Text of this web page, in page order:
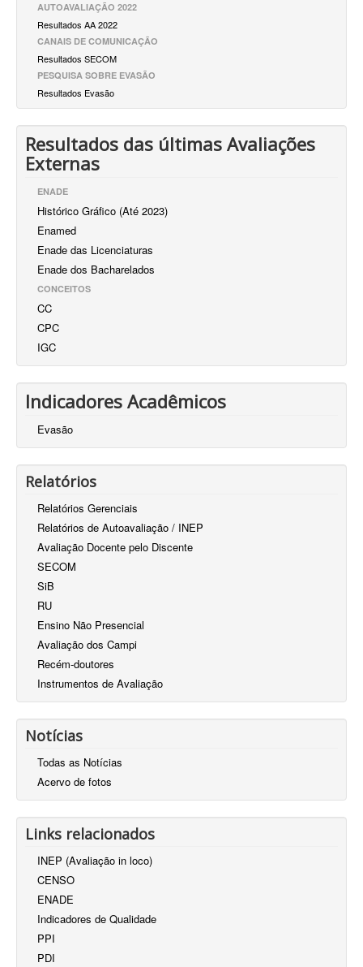
AUTOAVALIAÇÃO 2022
Resultados AA 2022
CANAIS DE COMUNICAÇÃO
Resultados SECOM
PESQUISA SOBRE EVASÃO
Resultados Evasão
Resultados das últimas Avaliações
Externas
ENADE
Histórico Gráfico (Até 2023)
Enamed
Enade das Licenciaturas
Enade dos Bacharelados
CONCEITOS
CC
CPC
IGC
Indicadores Acadêmicos
Evasão
Relatórios
Relatórios Gerenciais
Relatórios de Autoavaliação / INEP
Avaliação Docente pelo Discente
SECOM
SiB
RU
Ensino Não Presencial
Avaliação dos Campi
Recém-doutores
Instrumentos de Avaliação
Notícias
Todas as Notícias
Acervo de fotos
Links relacionados
INEP (Avaliação in loco)
CENSO
ENADE
Indicadores de Qualidade
PPI
PDI